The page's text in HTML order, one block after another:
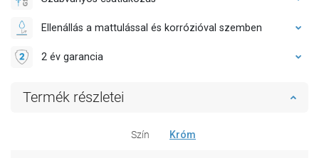
Ellenállás a mattulással és korrózióval szemben
2 év garancia
Termék részletei
Szín Króm